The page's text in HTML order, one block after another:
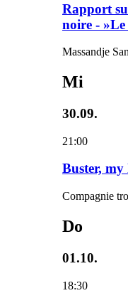
Rapport
noire -
Massandje
Mi
30.09.
21:00
Buster,
Compagnie
Do
01.10.
18:30